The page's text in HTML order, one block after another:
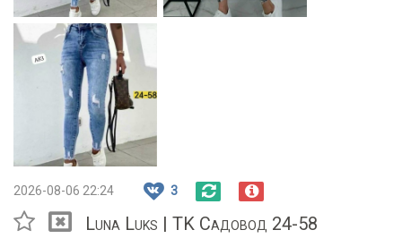
2026-08-06 22:24 3
Luna Luks | TK Садовод 24-58